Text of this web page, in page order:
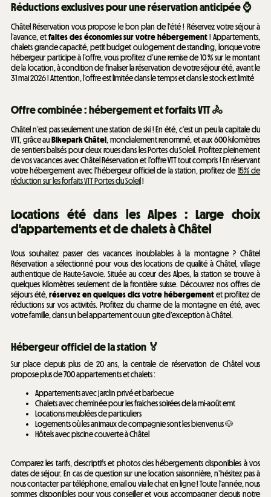
Réductions exclusives pour une réservation anticipée ⌚
Châtel Réservation vous propose le bon plan de l’été ! Réservez votre séjour à
l’avance, etfaites des économies sur votre hébergement! Appartements,
chalets grande capacité, petit budget ou logement de standing, lorsque votre
hébergeur participe à l’offre, vous profitez d’une remise de 10 % sur le montant
de la location, à condition de finaliser la réservation de votre séjour été, avant le
31 mai 2026 ! Attention, l’offre est limitée dans le temps et dans le stock est limité
Offre combinée : hébergement et forfaits VTT 🚴
Châtel n’est pas seulement une station de ski ! En été, c’est un peu la capitale du
VTT, grâce auBikepark Châtel, mondialement renommé, et aux 600 kilomètres
de sentiers balisés pour deux roues dans les Portes du Soleil. Profitez pleinement
de vos vacances avec Châtel Réservation et l’offre VTT tout compris ! En réservant
votre hébergement avec l’hébergeur officiel de la station, profitez de15% de
réduction sur les forfaits VTT Portes du Soleil !
Locations été dans les Alpes : Large choix
d'appartements et de chalets à Châtel
Vous souhaitez passer des vacances inoubliables à la montagne ? Châtel
Réservation a sélectionné pour vous des locations de qualité à Châtel, village
authentique de Haute-Savoie. Située au cœur des Alpes, la station se trouve à
quelques kilomètres seulement de la frontière suisse. Découvrez nos offres de
séjours été,réservez en quelques clics votre hébergementet profitez de
réductions sur vos activités. Profitez du charme de la montagne en été, avec
votre famille, dans un bel appartement ou un gite d’exception à Châtel.
Hébergeur officiel de la station 🏅
Sur place depuis plus de 20 ans, la centrale de réservation de Châtel vous
propose plus de 700 appartements et chalets :
Appartements avec jardin privé et barbecue
Chalets avec cheminée pour les fraiches soirées de la mi-août emt
Locations meublées de particuliers
Logements où les animaux de compagnie sont les bienvenus 🐶
Hôtels avec piscine couverte à Châtel
Comparez les tarifs, descriptifs et photos des hébergements disponibles à vos
dates de séjour. En cas de question sur une location saisonnière, n’hésitez pas à
nous contacter par téléphone, email ou via le chat en ligne ! Toute l'année, nous
sommes disponibles pour vous conseiller et vous accompagner depuis notre